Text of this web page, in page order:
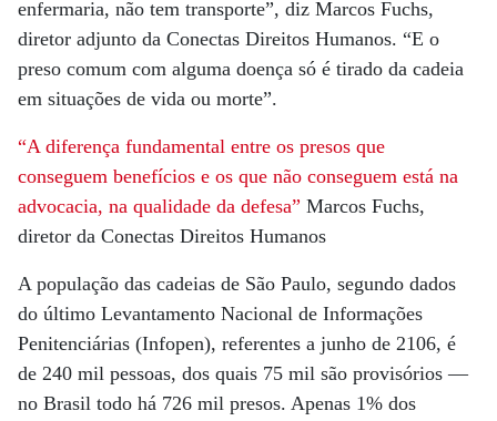
enfermaria, não tem transporte”, diz Marcos Fuchs,
diretor adjunto da Conectas Direitos Humanos. “E o
preso comum com alguma doença só é tirado da cadeia
em situações de vida ou morte”.
“A diferença fundamental entre os presos que
conseguem benefícios e os que não conseguem está na
advocacia, na qualidade da defesa” Marcos Fuchs,
diretor da Conectas Direitos Humanos
A população das cadeias de São Paulo, segundo dados
do último Levantamento Nacional de Informações
Penitenciárias (Infopen), referentes a junho de 2106, é
de 240 mil pessoas, dos quais 75 mil são provisórios —
no Brasil todo há 726 mil presos. Apenas 1% dos